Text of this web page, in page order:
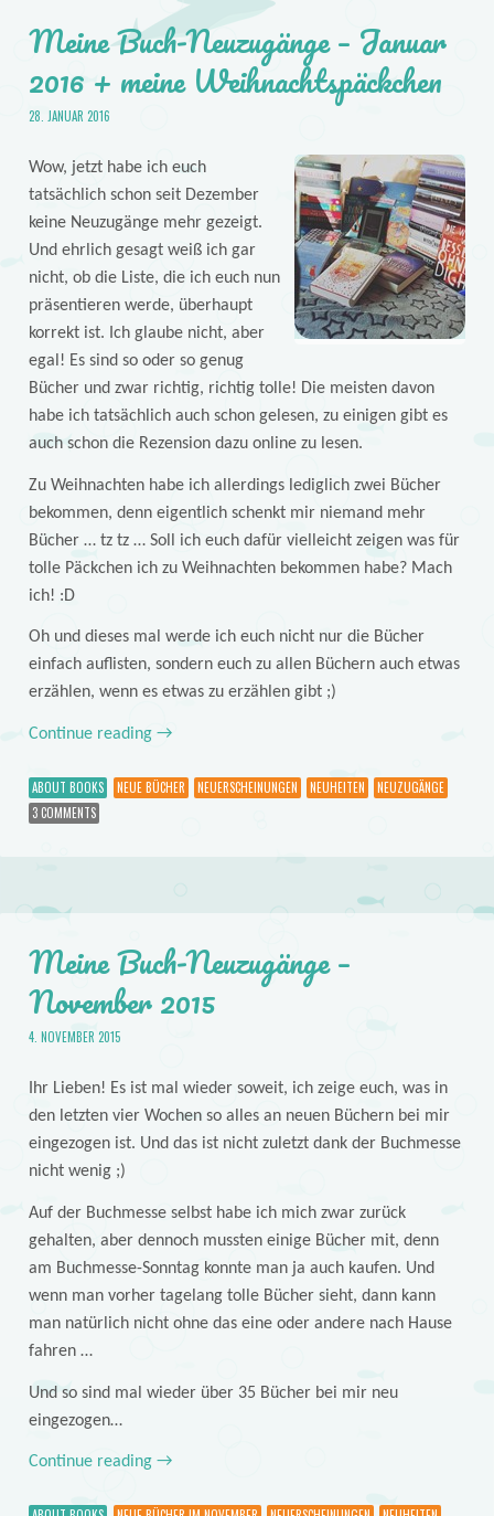
Meine Buch-Neuzugänge – Januar
2016 + meine Weihnachtspäckchen
28. JANUAR 2016
Wow, jetzt habe ich euch
tatsächlich schon seit Dezember
keine Neuzugänge mehr gezeigt.
Und ehrlich gesagt weiß ich gar
nicht, ob die Liste, die ich euch nun
präsentieren werde, überhaupt
korrekt ist. Ich glaube nicht, aber
egal! Es sind so oder so genug
Bücher und zwar richtig, richtig tolle! Die meisten davon
habe ich tatsächlich auch schon gelesen, zu einigen gibt es
auch schon die Rezension dazu online zu lesen.
Zu Weihnachten habe ich allerdings lediglich zwei Bücher
bekommen, denn eigentlich schenkt mir niemand mehr
Bücher … tz tz … Soll ich euch dafür vielleicht zeigen was für
tolle Päckchen ich zu Weihnachten bekommen habe? Mach
ich! :D
Oh und dieses mal werde ich euch nicht nur die Bücher
einfach auflisten, sondern euch zu allen Büchern auch etwas
erzählen, wenn es etwas zu erzählen gibt ;)
Continue reading →
ABOUT BOOKS NEUE BÜCHER NEUERSCHEINUNGEN NEUHEITEN
NEUZUGÄNGE
3 COMMENTS
Meine Buch-Neuzugänge –
November 2015
4. NOVEMBER 2015
Ihr Lieben! Es ist mal wieder soweit, ich zeige euch, was in
den letzten vier Wochen so alles an neuen Büchern bei mir
eingezogen ist. Und das ist nicht zuletzt dank der Buchmesse
nicht wenig ;)
Auf der Buchmesse selbst habe ich mich zwar zurück
gehalten, aber dennoch mussten einige Bücher mit, denn
am Buchmesse-Sonntag konnte man ja auch kaufen. Und
wenn man vorher tagelang tolle Bücher sieht, dann kann
man natürlich nicht ohne das eine oder andere nach Hause
fahren …
Und so sind mal wieder über 35 Bücher bei mir neu
eingezogen…
Continue reading →